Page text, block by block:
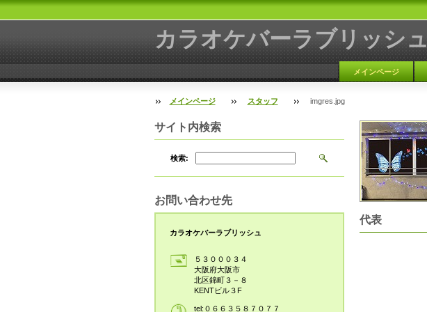
カラオケバーラブリッシュ
メインページ
メインページ スタッフ imgres.jpg
代表
サイト内検索
検索:
お問い合わせ先
カラオケバーラブリッシュ
５３０００３４
大阪府大阪市
北区錦町３－８
KENTビル３F
tel:０６６３５８７０７７